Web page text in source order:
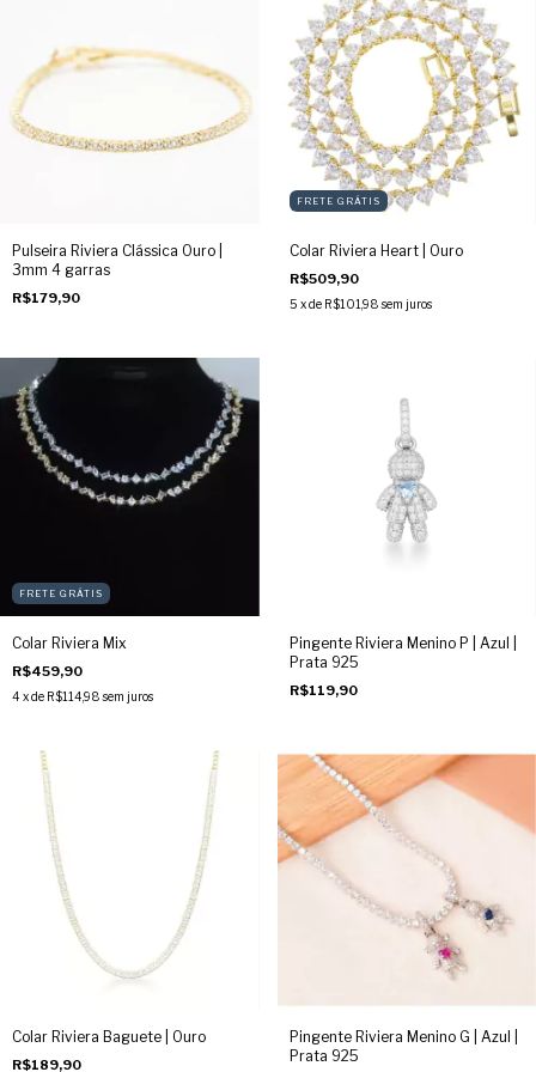
Pulseira Riviera Clássica Ouro |
3mm 4 garras
R$179,90
FRETE GRÁTIS
Colar Riviera Heart | Ouro
R$509,90
5 x de R$101,98 sem juros
FRETE GRÁTIS
Colar Riviera Mix
R$459,90
4 x de R$114,98 sem juros
Pingente Riviera Menino P | Azul |
Prata 925
R$119,90
Colar Riviera Baguete | Ouro
R$189,90
Pingente Riviera Menino G | Azul |
Prata 925